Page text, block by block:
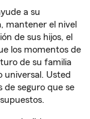
a su
mantener el nivel
de sus hijos, el
los momentos de
de su familia
universal. Usted
de seguro que se